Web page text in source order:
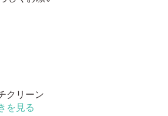
クリーン
を見る